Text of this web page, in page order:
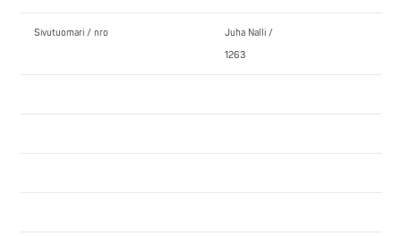
Sivutuomari / nro
Juha Nalli /
1263